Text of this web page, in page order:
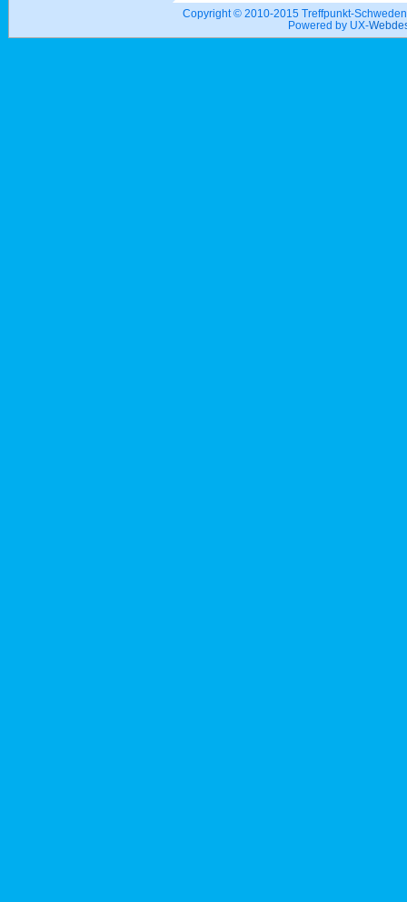
Copyright © 2010-2015 Treffpunkt-
Powered by UX-